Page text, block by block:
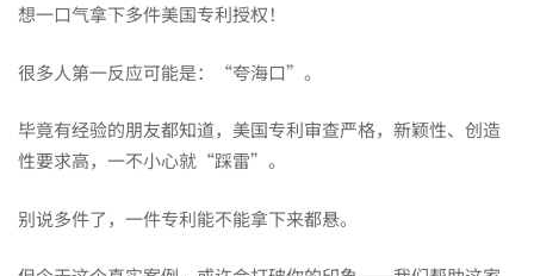
权
风
险
想一口气拿下多件美国专利授权！
很多人第一反应可能是：“夸海口”。
毕竟有经验的朋友都知道，美国专利审查严格，新颖性、创造
性要求高，一不小心就“踩雷”。
别说多件了，一件专利能不能拿下来都悬。